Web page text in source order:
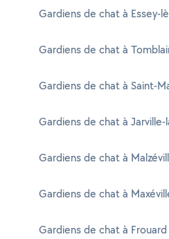
Gardiens de chat à Essey-
Gardiens de chat à
Gardiens de chat à Saint-
Gardiens de chat à Jarville-
Gardiens de chat à
Gardiens de chat à
Gardiens de chat à Frouard